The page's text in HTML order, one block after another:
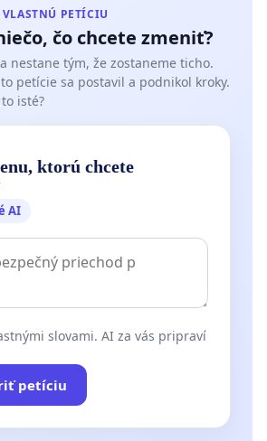
PETÍCIU
čo chcete zmeniť?
nestane tým, že zostaneme ticho.
petície sa postavil a podnikol kroky.
isté?
ktorú chcete
AI
slovami. AI za vás pripraví
petíciu